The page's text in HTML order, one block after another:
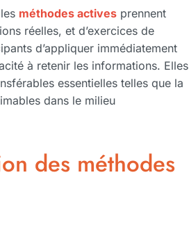
méthodes actives prennent
réelles, et d’exercices de
d’appliquer immédiatement
à retenir les informations. Elles
essentielles telles que la
dans le milieu
des méthodes